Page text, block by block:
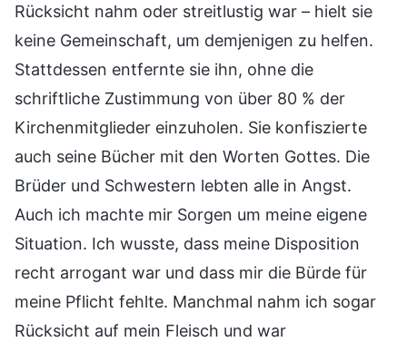
Rücksicht nahm oder streitlustig war – hielt sie
keine Gemeinschaft, um demjenigen zu helfen.
Stattdessen entfernte sie ihn, ohne die
schriftliche Zustimmung von über 80 % der
Kirchenmitglieder einzuholen. Sie konfiszierte
auch seine Bücher mit den Worten Gottes. Die
Brüder und Schwestern lebten alle in Angst.
Auch ich machte mir Sorgen um meine eigene
Situation. Ich wusste, dass meine Disposition
recht arrogant war und dass mir die Bürde für
meine Pflicht fehlte. Manchmal nahm ich sogar
Rücksicht auf mein Fleisch und war